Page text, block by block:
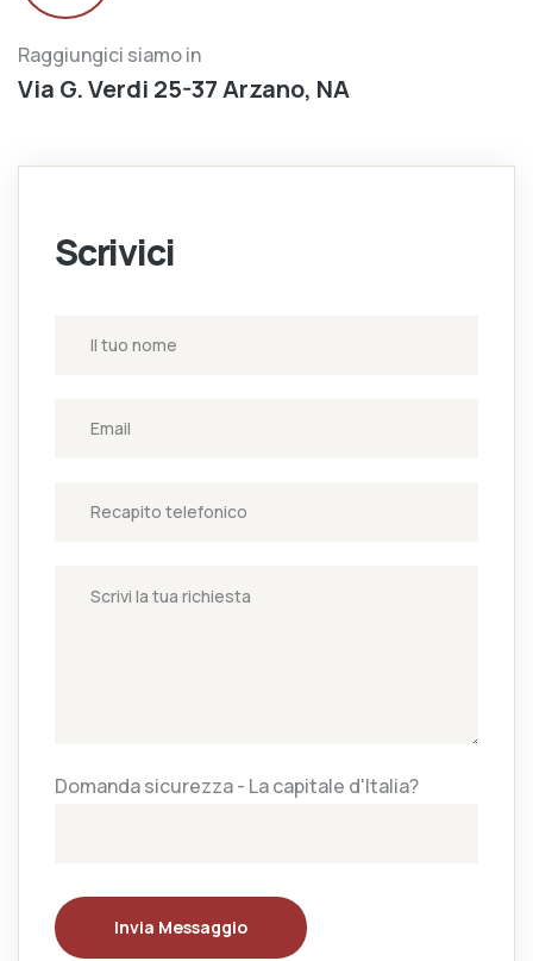
Raggiungici siamo in
Via G. Verdi 25-37 Arzano, NA
Scrivici
Domanda sicurezza - La capitale d'Italia?
Invia Messaggio